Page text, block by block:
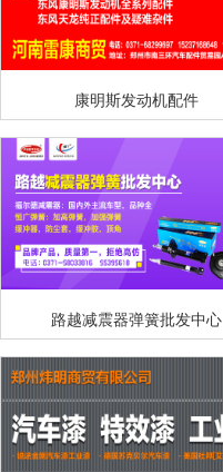
康明斯发动机配件
路越减震器弹簧批发中心